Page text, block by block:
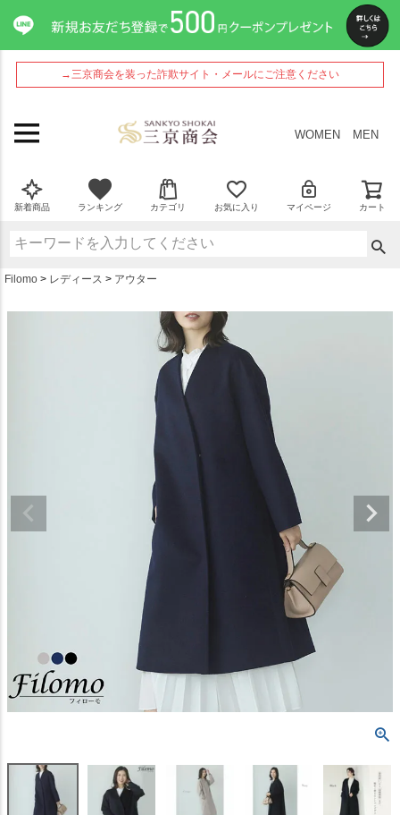
→三京商会を装った詐欺サイト・メールにご注意ください
WOMEN MEN
新着商品 ランキング カテゴリ お気に入り マイページ カート
Filomo レディース アウター
ペー
ジト
ップ
へ